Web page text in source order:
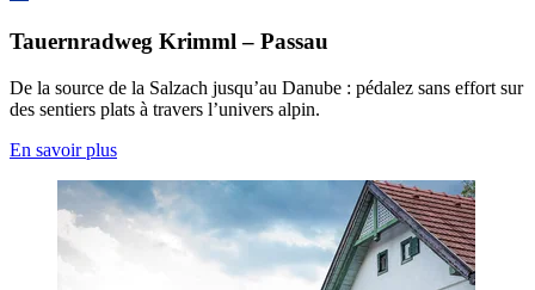
Tauernradweg Krimml – Passau
De la source de la Salzach jusqu’au Danube : pédalez sans effort sur
des sentiers plats à travers l’univers alpin.
En savoir plus